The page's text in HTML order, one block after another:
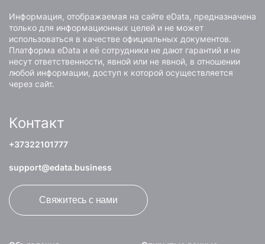
Информация, отображаемая на сайте eData, предназначена
только для информационных целей и не может
использоваться в качестве официальных документов.
Платформа eData и её сотрудники не дают гарантий и не
несут ответственности, явной или не явной, в отношении
любой информации, доступ к которой осуществляется
через сайт.
Контакт
+37322101777
support@edata.business
Свяжитесь с нами